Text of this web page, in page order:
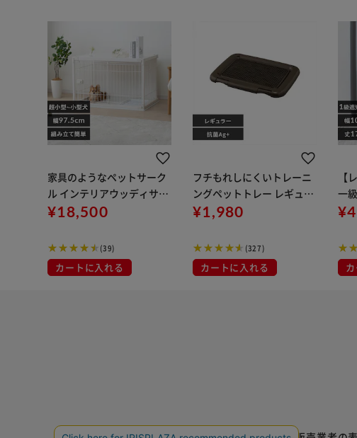
家具のようなペットサーク
ル インテリアウッディサー
クル PIWS-960 オフホワイ
¥18,500
(39)
カートに入れる
フチもれしにくいトレーニ
ングペットトレー レギュラ
ー チャコールグレー FTT-4
¥1,980
(327)
カートに入れる
【
一
ー